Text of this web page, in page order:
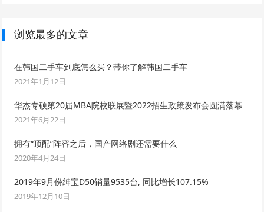
浏览最多的文章
在韩国二手车到底怎么买？带你了解韩国二手车
2021年1月12日
华杰专硕第20届MBA院校联展暨2022招生政策发布会圆满落幕
2021年6月22日
拥有“顶配”阵容之后，国产网络剧还需要什么
2020年4月24日
2019年9月份绅宝D50销量9535台, 同比增长107.15%
2019年12月10日